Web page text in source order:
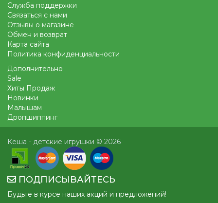
Служба поддержки
Связаться с нами
Отзывы о магазине
Обмен и возврат
Карта сайта
Политика конфиденциальности
Дополнительно
Sale
Хиты Продаж
Новинки
Малышам
Дропшиппинг
Кеша - детские игрушки © 2026
ПОДПИСЫВАЙТЕСЬ
Будьте в курсе наших акций и предложений!